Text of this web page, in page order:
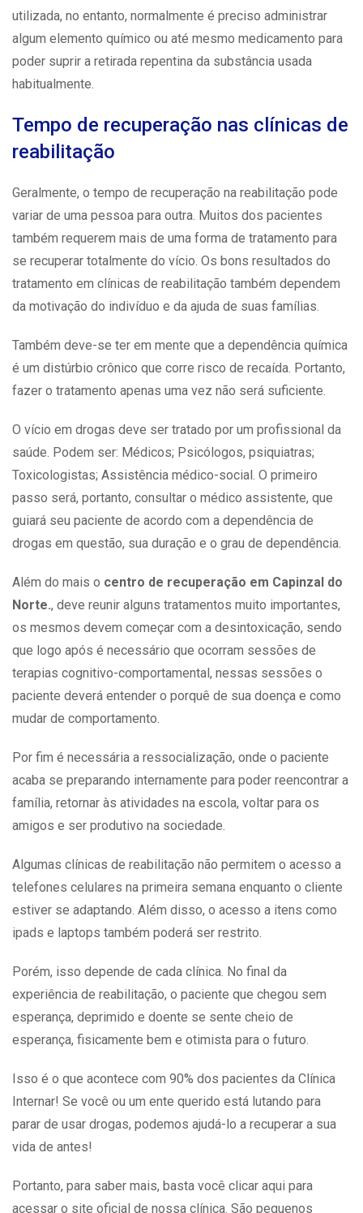
utilizada, no entanto, normalmente é preciso administrar
algum elemento químico ou até mesmo medicamento para
poder suprir a retirada repentina da substância usada
habitualmente.
Tempo de recuperação nas clínicas de
reabilitação
Geralmente, o tempo de recuperação na reabilitação pode
variar de uma pessoa para outra. Muitos dos pacientes
também requerem mais de uma forma de tratamento para
se recuperar totalmente do vício. Os bons resultados do
tratamento em clínicas de reabilitação também dependem
da motivação do indivíduo e da ajuda de suas famílias.
Também deve-se ter em mente que a dependência química
é um distúrbio crônico que corre risco de recaída. Portanto,
fazer o tratamento apenas uma vez não será suficiente.
O vício em drogas deve ser tratado por um profissional da
saúde. Podem ser: Médicos; Psicólogos, psiquiatras;
Toxicologistas; Assistência médico-social. O primeiro
passo será, portanto, consultar o médico assistente, que
guiará seu paciente de acordo com a dependência de
drogas em questão, sua duração e o grau de dependência.
Além do mais o centro de recuperação em Capinzal do
Norte., deve reunir alguns tratamentos muito importantes,
os mesmos devem começar com a desintoxicação, sendo
que logo após é necessário que ocorram sessões de
terapias cognitivo-comportamental, nessas sessões o
paciente deverá entender o porquê de sua doença e como
mudar de comportamento.
Por fim é necessária a ressocialização, onde o paciente
acaba se preparando internamente para poder reencontrar a
família, retornar às atividades na escola, voltar para os
amigos e ser produtivo na sociedade.
Algumas clínicas de reabilitação não permitem o acesso a
telefones celulares na primeira semana enquanto o cliente
estiver se adaptando. Além disso, o acesso a itens como
ipads e laptops também poderá ser restrito.
Porém, isso depende de cada clínica. No final da
experiência de reabilitação, o paciente que chegou sem
esperança, deprimido e doente se sente cheio de
esperança, fisicamente bem e otimista para o futuro.
Isso é o que acontece com 90% dos pacientes da Clínica
Internar! Se você ou um ente querido está lutando para
parar de usar drogas, podemos ajudá-lo a recuperar a sua
vida de antes!
Portanto, para saber mais, basta você clicar aqui para
acessar o site oficial de nossa clínica. São pequenos